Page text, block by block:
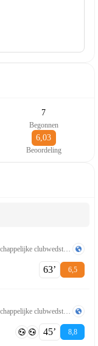
7
Begonnen
6,03
Beoordeling
63‎’‎ 6,5
45‎’‎ 8,8